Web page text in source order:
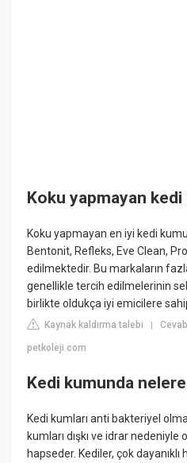
Koku yapmayan
Koku yapmayan en iyi kedi
Bentonit, Refleks, Eve Clean,
edilmektedir. Bu markaların
genellikle tercih edilmelerinin
birlikte oldukça iyi emicilere
Kaynak kaldırma talebi |
petkoleji.com
Kedi kumunda
Kedi kumları anti bakteriyel
kumları dışkı ve idrar
hapseder. Kediler, çok